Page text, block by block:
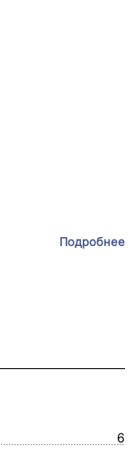
Подробнее
6